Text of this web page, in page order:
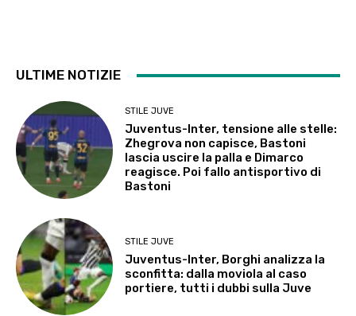
ULTIME NOTIZIE
STILE JUVE
Juventus-Inter, tensione alle stelle:
Zhegrova non capisce, Bastoni
lascia uscire la palla e Dimarco
reagisce. Poi fallo antisportivo di
Bastoni
STILE JUVE
Juventus-Inter, Borghi analizza la
sconfitta: dalla moviola al caso
portiere, tutti i dubbi sulla Juve